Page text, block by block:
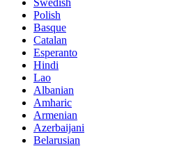
Polish
Basque
Catalan
Esperanto
Hindi
Lao
Albanian
Amharic
Armenian
Azerbaijani
Belarusian